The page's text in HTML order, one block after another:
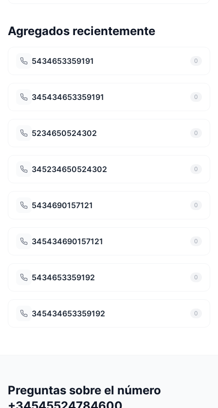
Agregados recientemente
5434653359191 0
345434653359191 0
5234650524302 0
345234650524302 0
5434690157121 0
345434690157121 0
5434653359192 0
345434653359192 0
Preguntas sobre el número